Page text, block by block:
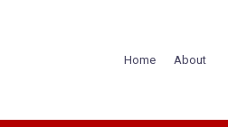
Home About